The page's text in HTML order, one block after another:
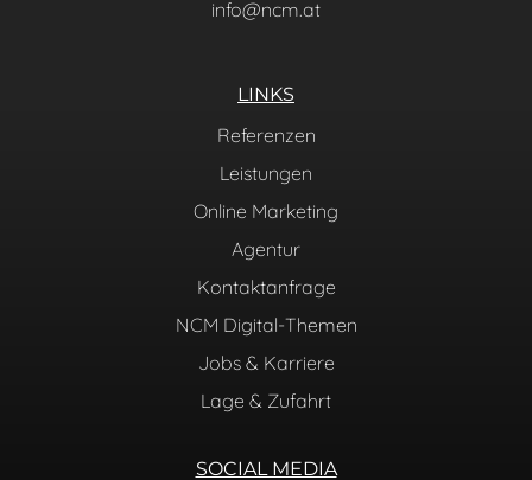
info@ncm.at
LINKS
Referenzen
Leistungen
Online Marketing
Agentur
Kontaktanfrage
NCM Digital-Themen
Jobs & Karriere
Lage & Zufahrt
SOCIAL MEDIA